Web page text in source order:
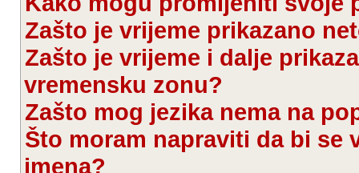
Zašto je vrijeme prikazano
Zašto je vrijeme i dalje
vremensku zonu?
Zašto mog jezika nema na
Što moram napraviti da bi
imena?